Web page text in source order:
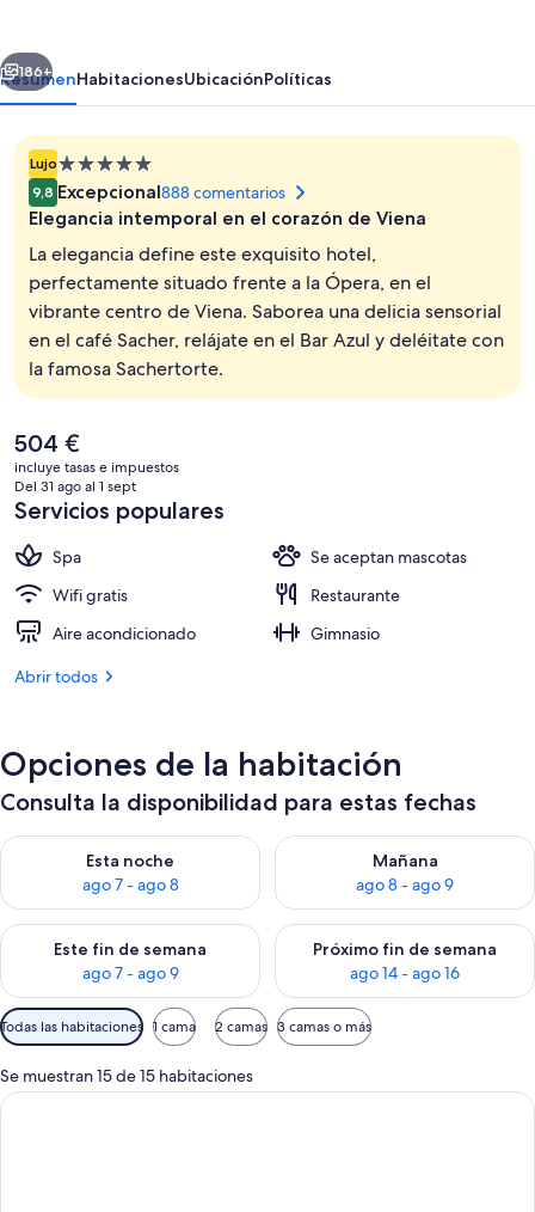
Exterior
Siguiente
186+
ResumenHabitacionesUbicaciónPolíticas
LujoAlojamiento
de
5.0 estrellas
9,8 Excepcional888 comentarios
Elegancia intemporal en el corazón de Viena
La elegancia define este exquisito hotel,
perfectamente situado frente a la Ópera, en el
vibrante centro de Viena. Saborea una delicia sensorial
en el café Sacher, relájate en el Bar Azul y deléitate con
la famosa Sachertorte.
El
precio
actual
es
de
504 €
504 €
incluye tasas e impuestos
Del 31 ago al 1 sept
Servicios populares
Spa
Se aceptan mascotas
Wifi gratis
Restaurante
Aire acondicionado
Gimnasio
Abrir todos
Opciones de la habitación
Consulta la disponibilidad para estas fechas
Esta noche
ago 7 - ago 8
Consulta la disponibilidad para esta noche, ago 7 - ago 8
Mañana
ago 8 - ago 9
Consulta la disponibilidad
Este fin de semana
ago 7 - ago 9
Consulta la disponibilidad para este fin de semana, ago 7 -
Próximo fin de semana
ago 14 - ago 16
Consulta la disponibilidad
Filtros
disponibles
para
las
Todas las habitaciones 1 cama 2 camas 3 camas o más
Se muestran 15 de 15 habitaciones